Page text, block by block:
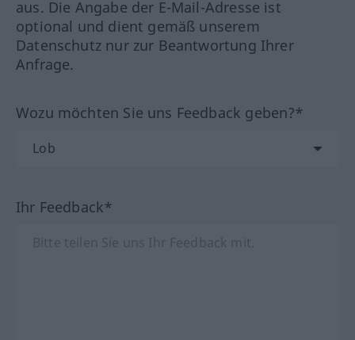
aus. Die Angabe der E-Mail-Adresse ist
optional und dient gemäß unserem
Datenschutz nur zur Beantwortung Ihrer
Anfrage.
Wozu möchten Sie uns Feedback geben?*
Ihr Feedback*